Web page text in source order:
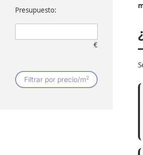
Presupuesto:
€
Filtrar por precio/m2